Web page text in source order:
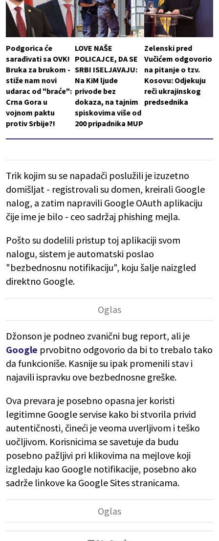
Podgorica će
sarađivati sa OVK!
Bruka za brukom -
stiže nam novi
udarac od "braće":
Crna Gora u
vojnom paktu
protiv Srbije?!
LOVE NAŠE
POLICAJCE, DA SE
SRBI ISELJAVAJU:
Na KiM ljude
privode bez
dokaza, na tajnim
spiskovima više od
200 pripadnika MUP
Zelenski pred
Vučićem odgovorio
na pitanje o tzv.
Kosovu: Odjekuju
reči ukrajinskog
predsednika
Trik kojim su se napadači poslužili je izuzetno
domišljat - registrovali su domen, kreirali Google
nalog, a zatim napravili Google OAuth aplikaciju
čije ime je bilo - ceo sadržaj phishing mejla.
Pošto su dodelili pristup toj aplikaciji svom
nalogu, sistem je automatski poslao
"bezbednosnu notifikaciju", koju šalje naizgled
direktno Google.
Džonson je podneo zvanični bug report, ali je
Google prvobitno odgovorio da bi to trebalo tako
da funkcioniše. Kasnije su ipak promenili stav i
najavili ispravku ove bezbednosne greške.
Ova prevara je posebno opasna jer koristi
legitimne Google servise kako bi stvorila privid
autentičnosti, čineći je veoma uverljivom i teško
uočljivom. Korisnicima se savetuje da budu
posebno pažljivi pri klikovima na mejlove koji
izgledaju kao Google notifikacije, posebno ako
sadrže linkove ka Google Sites stranicama.